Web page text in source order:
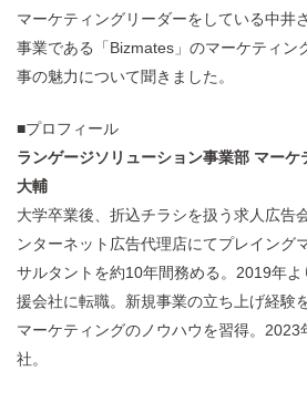
マーケティングリーダーをしている中井
事業である「Bizmates」のマーケティン
事の魅力について聞きました。
■プロフィール
ランゲージソリューション事業部 マー
大輔
大学卒業後、折込チラシを扱う求人広告
ンターネット広告代理店にてプレイング
サルタントを約10年間務める。2019年
援会社に転職。新規事業の立ち上げ経験
マーケティングのノウハウを習得。2023
社。